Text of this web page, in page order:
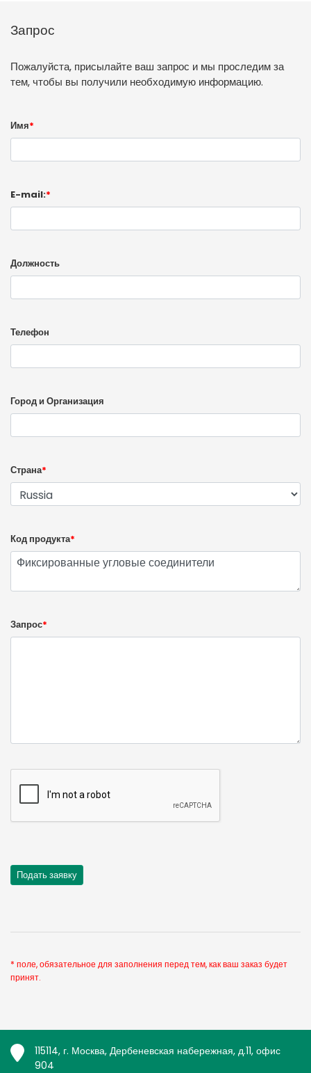
Запрос
Пожалуйста, присылайте ваш запрос и мы проследим за
тем, чтобы вы получили необходимую информацию.
Имя*
E-mail:*
Должность
Телефон
Город и Организация
Страна*
Код продукта*
Запрос*
* поле, обязательное для заполнения перед тем, как ваш заказ будет
принят.
115114, г. Москва, Дербеневская набережная, д.11, офис
904